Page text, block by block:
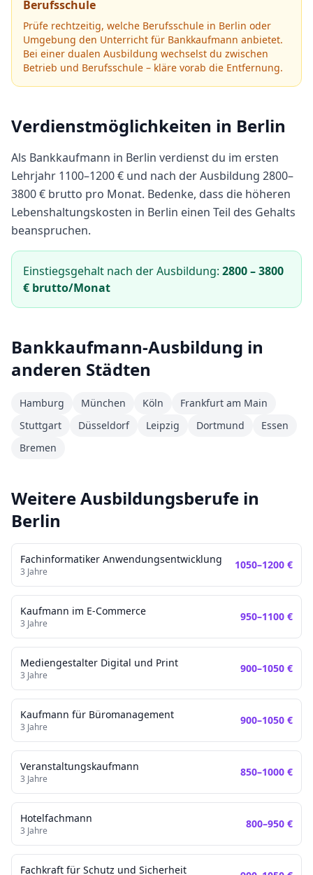
Berufsschule
Prüfe rechtzeitig, welche Berufsschule in Berlin oder
Umgebung den Unterricht für Bankkaufmann anbietet.
Bei einer dualen Ausbildung wechselst du zwischen
Betrieb und Berufsschule – kläre vorab die Entfernung.
Verdienstmöglichkeiten in Berlin
Als Bankkaufmann in Berlin verdienst du im ersten
Lehrjahr 1100–1200€ und nach der Ausbildung 2800–
3800€ brutto pro Monat. Bedenke, dass die höheren
Lebenshaltungskosten in Berlin einen Teil des Gehalts
beanspruchen.
Einstiegsgehalt nach der Ausbildung: 2800–3800
€ brutto/Monat
Bankkaufmann-Ausbildung in
anderen Städten
Hamburg München Köln
Frankfurt am Main
Stuttgart
Düsseldorf Leipzig Dortmund
Essen
Bremen
Weitere Ausbildungsberufe in
Berlin
Fachinformatiker Anwendungsentwicklung
3 Jahre
1050–1200 €
Kaufmann im E-Commerce
3 Jahre
950–1100 €
Mediengestalter Digital und Print
3 Jahre
900–1050 €
Kaufmann für Büromanagement
3 Jahre
900–1050 €
Veranstaltungskaufmann
3 Jahre
850–1000 €
Hotelfachmann
3 Jahre
800–950 €
Fachkraft für Schutz und Sicherheit